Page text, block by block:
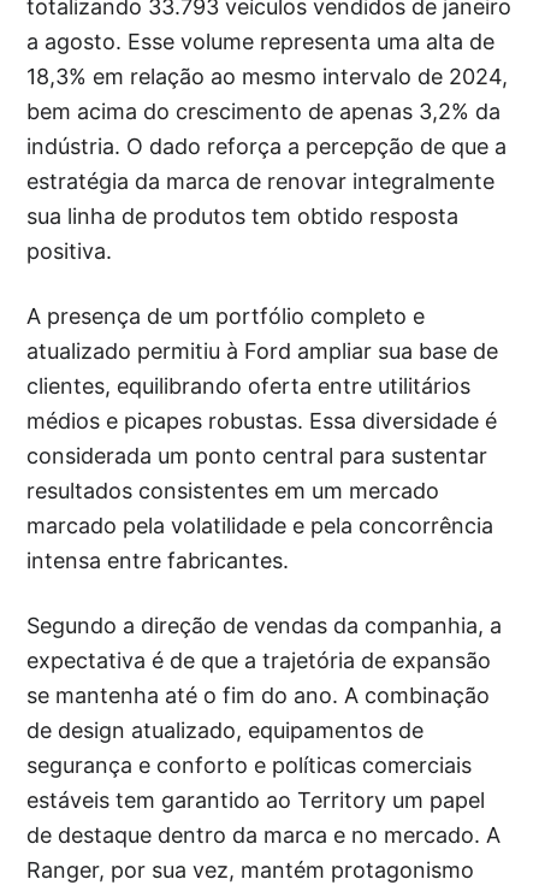
totalizando 33.793 veículos vendidos de janeiro
a agosto. Esse volume representa uma alta de
18,3% em relação ao mesmo intervalo de 2024,
bem acima do crescimento de apenas 3,2% da
indústria. O dado reforça a percepção de que a
estratégia da marca de renovar integralmente
sua linha de produtos tem obtido resposta
positiva.
A presença de um portfólio completo e
atualizado permitiu à Ford ampliar sua base de
clientes, equilibrando oferta entre utilitários
médios e picapes robustas. Essa diversidade é
considerada um ponto central para sustentar
resultados consistentes em um mercado
marcado pela volatilidade e pela concorrência
intensa entre fabricantes.
Segundo a direção de vendas da companhia, a
expectativa é de que a trajetória de expansão
se mantenha até o fim do ano. A combinação
de design atualizado, equipamentos de
segurança e conforto e políticas comerciais
estáveis tem garantido ao Territory um papel
de destaque dentro da marca e no mercado. A
Ranger, por sua vez, mantém protagonismo